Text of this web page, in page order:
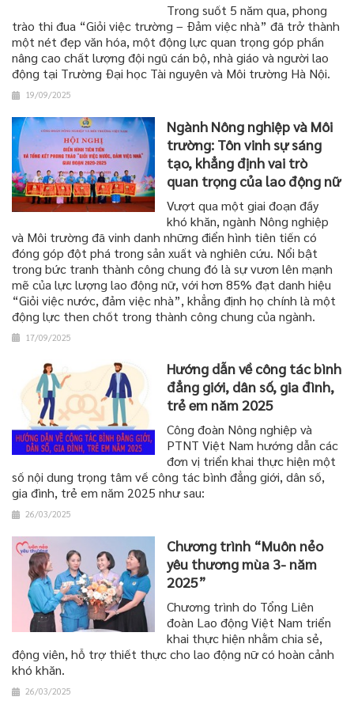
Trong suốt 5 năm qua, phong
trào thi đua “Giỏi việc trường – Đảm việc nhà” đã trở thành
một nét đẹp văn hóa, một động lực quan trọng góp phần
nâng cao chất lượng đội ngũ cán bộ, nhà giáo và người lao
động tại Trường Đại học Tài nguyên và Môi trường Hà Nội.
19/09/2025
Ngành Nông nghiệp và Môi
trường: Tôn vinh sự sáng
tạo, khẳng định vai trò
quan trọng của lao động nữ
Vượt qua một giai đoạn đầy
khó khăn, ngành Nông nghiệp
và Môi trường đã vinh danh những điển hình tiên tiến có
đóng góp đột phá trong sản xuất và nghiên cứu. Nổi bật
trong bức tranh thành công chung đó là sự vươn lên mạnh
mẽ của lực lượng lao động nữ, với hơn 85% đạt danh hiệu
“Giỏi việc nước, đảm việc nhà”, khẳng định họ chính là một
động lực then chốt trong thành công chung của ngành.
17/09/2025
Hướng dẫn về công tác bình
đẳng giới, dân số, gia đình,
trẻ em năm 2025
Công đoàn Nông nghiệp và
PTNT Việt Nam hướng dẫn các
đơn vị triển khai thực hiện một
số nội dung trọng tâm về công tác bình đẳng giới, dân số,
gia đình, trẻ em năm 2025 như sau:
26/03/2025
Chương trình “Muôn nẻo
yêu thương mùa 3- năm
2025”
Chương trình do Tổng Liên
đoàn Lao động Việt Nam triển
khai thực hiện nhằm chia sẻ,
động viên, hỗ trợ thiết thực cho lao động nữ có hoàn cảnh
khó khăn.
26/03/2025